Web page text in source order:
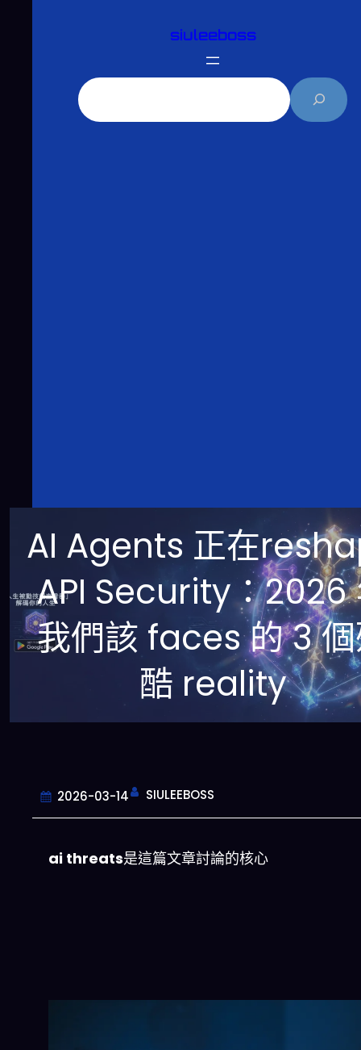
siuleeboss
AI Agents 正在
API Security：2026
我們該 faces 的 3
酷 reality
2026-03-14 SIULEEBOSS
ai threats是這篇文章討論的核心